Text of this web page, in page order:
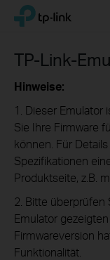
Click
the
navigation
TP-Link, Reliably Smart
TP-Link-
Hinweise:
1. Dieser Emulator
Sie Ihre Firmware
können. Für
Spezifikationen
Produktseite, z.B.
2. Bitte überprüfen
Emulator
Firmwareversion
Funktionalität.